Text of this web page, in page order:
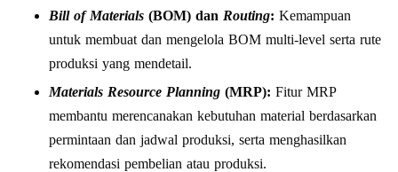
Bill of Materials (BOM) dan Routing: Kemampuan
untuk membuat dan mengelola BOM multi-level serta rute
produksi yang mendetail.
Materials Resource Planning (MRP): Fitur MRP
membantu merencanakan kebutuhan material berdasarkan
permintaan dan jadwal produksi, serta menghasilkan
rekomendasi pembelian atau produksi.